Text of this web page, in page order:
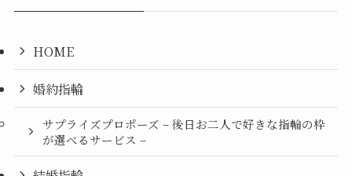
HOME
婚約指輪
サプライズプロポーズ – 後日お二人で好きな指輪の枠
が選べるサービス –